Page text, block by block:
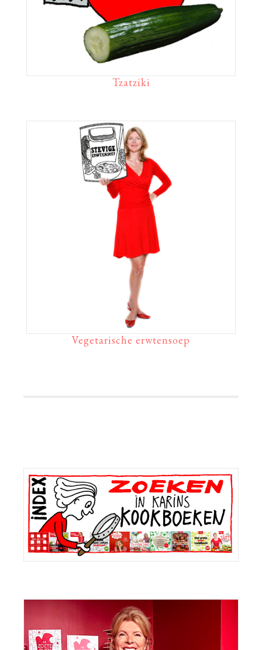
Tzatziki
Vegetarische erwtensoep
Primaire
Sidebar